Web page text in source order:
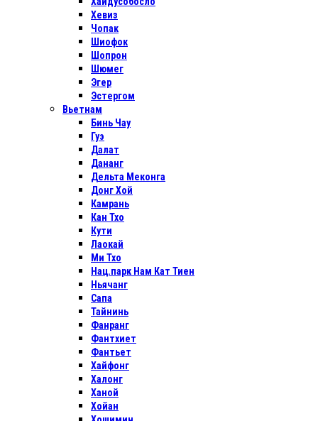
Хевиз
Чопак
Шиофок
Шопрон
Шюмег
Эгер
Эстергом
Вьетнам
Бинь Чау
Гуэ
Далат
Дананг
Дельта Меконга
Донг Хой
Камрань
Кан Тхо
Кути
Лаокай
Ми Тхо
Нац.парк Нам Кат Тиен
Ньячанг
Сапа
Тайнинь
Фанранг
Фантхиет
Фантьет
Хайфонг
Халонг
Ханой
Хойан